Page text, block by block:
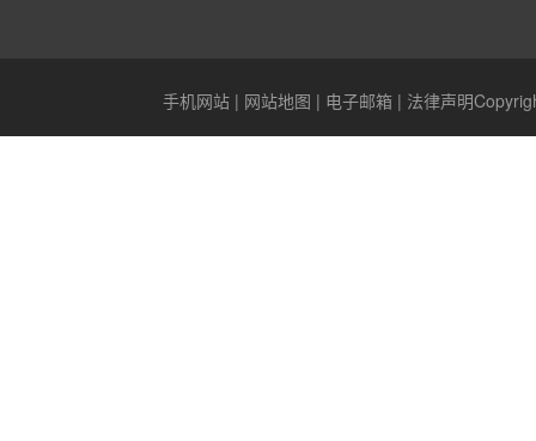
手机网站| 网站地图 | 电子邮箱| 法律声明